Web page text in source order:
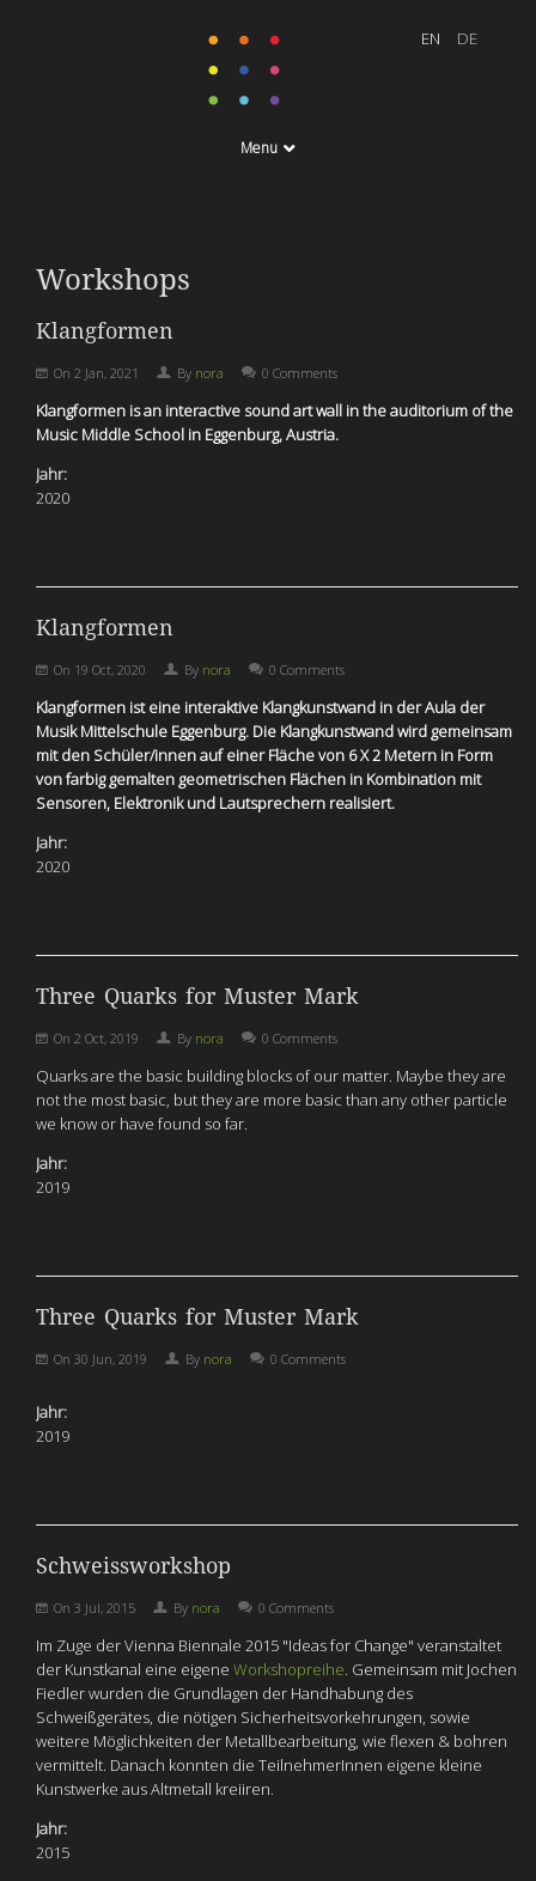
Menu
Workshops
Klangformen
On 2 Jan, 2021 By nora 0 Comments
Klangformen is an interactive sound art wall in the auditorium of the
Music Middle School in Eggenburg, Austria.
Jahr:
2020
Klangformen
On 19 Oct, 2020 By nora 0 Comments
Klangformen ist eine interaktive Klangkunstwand in der Aula der
Musik Mittelschule Eggenburg. Die Klangkunstwand wird gemeinsam
mit den Schüler/innen auf einer Fläche von 6 X 2 Metern in Form
von farbig gemalten geometrischen Flächen in Kombination mit
Sensoren, Elektronik und Lautsprechern realisiert.
Jahr:
2020
Three Quarks for Muster Mark
On 2 Oct, 2019 By nora 0 Comments
Quarks are the basic building blocks of our matter. Maybe they are
not the most basic, but they are more basic than any other particle
we know or have found so far.
Jahr:
2019
Three Quarks for Muster Mark
On 30 Jun, 2019 By nora 0 Comments
Jahr:
2019
Schweissworkshop
On 3 Jul, 2015 By nora 0 Comments
Im Zuge der Vienna Biennale 2015 "Ideas for Change" veranstaltet
der Kunstkanal eine eigene Workshopreihe. Gemeinsam mit Jochen
Fiedler wurden die Grundlagen der Handhabung des
Schweißgerätes, die nötigen Sicherheitsvorkehrungen, sowie
weitere Möglichkeiten der Metallbearbeitung, wie flexen & bohren
vermittelt. Danach konnten die TeilnehmerInnen eigene kleine
Kunstwerke aus Altmetall kreiiren.
Jahr:
2015